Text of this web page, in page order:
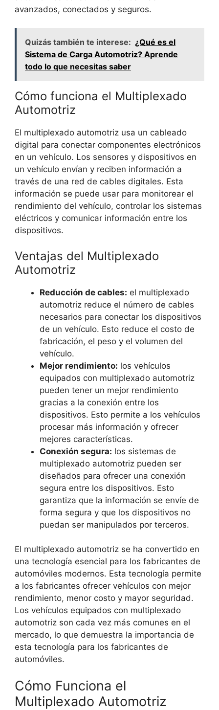
avanzados, conectados y seguros.
Quizás también te interese: ¿Qué es el
Sistema de Carga Automotriz? Aprende
todo lo que necesitas saber
Cómo funciona el Multiplexado
Automotriz
El multiplexado automotriz usa un cableado
digital para conectar componentes electrónicos
en un vehículo. Los sensores y dispositivos en
un vehículo envían y reciben información a
través de una red de cables digitales. Esta
información se puede usar para monitorear el
rendimiento del vehículo, controlar los sistemas
eléctricos y comunicar información entre los
dispositivos.
Ventajas del Multiplexado
Automotriz
Reducción de cables: el multiplexado
automotriz reduce el número de cables
necesarios para conectar los dispositivos
de un vehículo. Esto reduce el costo de
fabricación, el peso y el volumen del
vehículo.
Mejor rendimiento: los vehículos
equipados con multiplexado automotriz
pueden tener un mejor rendimiento
gracias a la conexión entre los
dispositivos. Esto permite a los vehículos
procesar más información y ofrecer
mejores características.
Conexión segura: los sistemas de
multiplexado automotriz pueden ser
diseñados para ofrecer una conexión
segura entre los dispositivos. Esto
garantiza que la información se envíe de
forma segura y que los dispositivos no
puedan ser manipulados por terceros.
El multiplexado automotriz se ha convertido en
una tecnología esencial para los fabricantes de
automóviles modernos. Esta tecnología permite
a los fabricantes ofrecer vehículos con mejor
rendimiento, menor costo y mayor seguridad.
Los vehículos equipados con multiplexado
automotriz son cada vez más comunes en el
mercado, lo que demuestra la importancia de
esta tecnología para los fabricantes de
automóviles.
Cómo Funciona el
Multiplexado Automotriz